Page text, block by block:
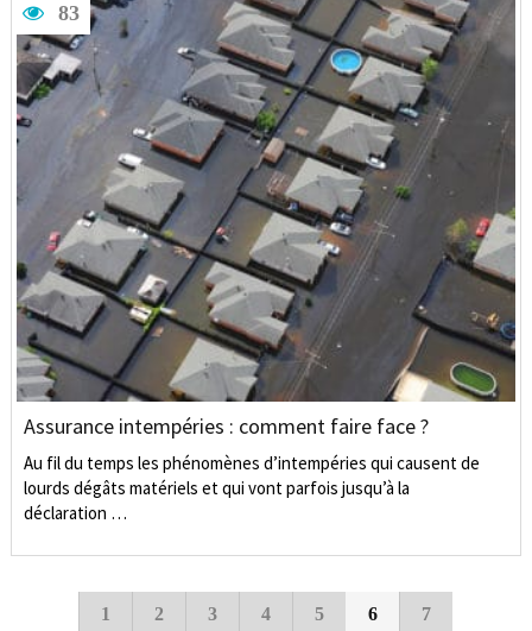
83
Assurance intempéries : comment faire face ?
Au fil du temps les phénomènes d’intempéries qui causent de
lourds dégâts matériels et qui vont parfois jusqu’à la
déclaration …
1 2 3 4 5 6 7